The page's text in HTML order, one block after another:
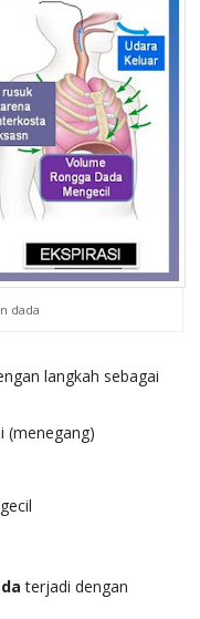
dada
langkah sebagai
(menegang)
terjadi dengan